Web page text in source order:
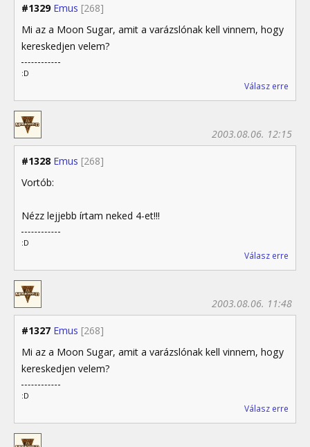
#1329 Emus [268]
Mi az a Moon Sugar, amit a varázslónak kell vinnem, hogy
kereskedjen velem?
:D
Válasz erre
#1328 Emus [268]
2003.08.06. 12:15
Vortób:
Nézz lejjebb írtam neked 4-et!!!
:D
Válasz erre
#1327 Emus [268]
2003.08.06. 11:48
Mi az a Moon Sugar, amit a varázslónak kell vinnem, hogy
kereskedjen velem?
:D
Válasz erre